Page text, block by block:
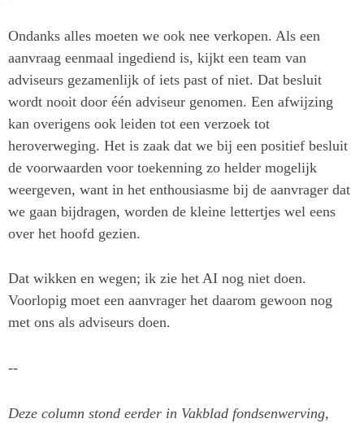
Ondanks alles moeten we ook nee verkopen. Als een
aanvraag eenmaal ingediend is, kijkt een team van
adviseurs gezamenlijk of iets past of niet. Dat besluit
wordt nooit door één adviseur genomen. Een afwijzing
kan overigens ook leiden tot een verzoek tot
heroverweging. Het is zaak dat we bij een positief besluit
de voorwaarden voor toekenning zo helder mogelijk
weergeven, want in het enthousiasme bij de aanvrager dat
we gaan bijdragen, worden de kleine lettertjes wel eens
over het hoofd gezien.
Dat wikken en wegen; ik zie het AI nog niet doen.
Voorlopig moet een aanvrager het daarom gewoon nog
met ons als adviseurs doen.
--
Deze column stond eerder in Vakblad fondsenwerving,